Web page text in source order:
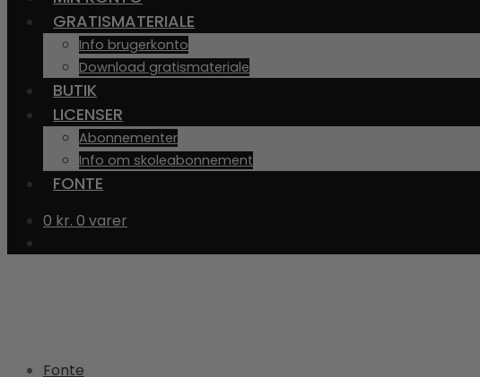
GRATISMATERIALE
Info brugerkonto
Download gratismateriale
BUTIK
LICENSER
Abonnementer
Info om skoleabonnement
FONTE
0 kr. 0 varer
Fonte